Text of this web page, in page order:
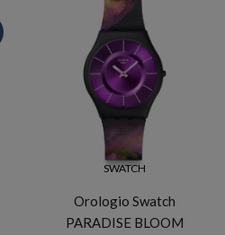
SWATCH
Orologio Swatch
PARADISE BLOOM